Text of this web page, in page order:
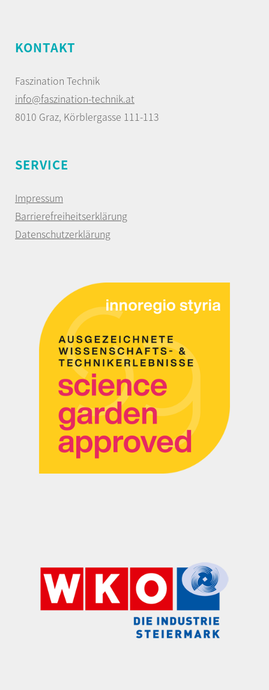
KONTAKT
Faszination Technik
info@faszination-technik.at
8010 Graz, Körblergasse 111-113
SERVICE
Impressum
Barrierefreiheitserklärung
Datenschutzerklärung